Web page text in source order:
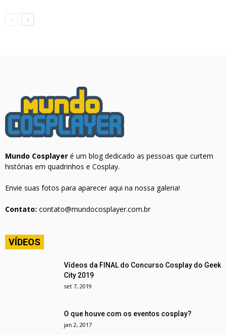
Mundo Cosplayer é um blog dedicado as pessoas que curtem
histórias em quadrinhos e Cosplay.
Envie suas fotos para aparecer aqui na nossa galeria!
Contato: contato@mundocosplayer.com.br
VÍDEOS
Vídeos da FINAL do Concurso Cosplay do Geek
City 2019
set 7, 2019
O que houve com os eventos cosplay?
jan 2, 2017